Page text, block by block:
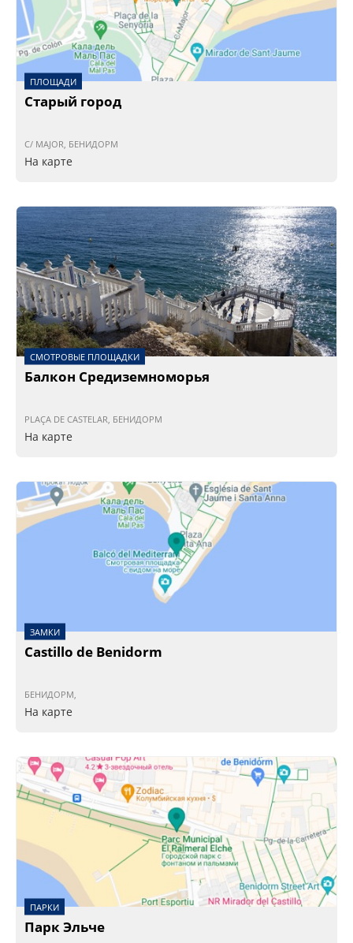
ПЛОЩАДИ
Старый город
C/ MAJOR, БЕНИДОРМ
На карте
СМОТРОВЫЕ ПЛОЩАДКИ
Балкон Средиземноморья
PLAÇA DE CASTELAR, БЕНИДОРМ
На карте
ЗАМКИ
Castillo de Benidorm
БЕНИДОРМ,
На карте
ПАРКИ
Парк Эльче